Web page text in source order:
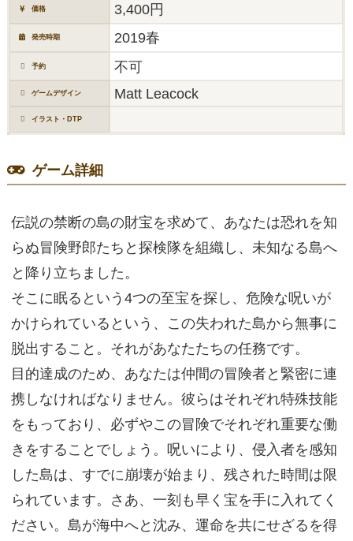
価格 3,400円
発売時期 2019春
予約 不可
ゲームデザイン Matt Leacock
イラスト・DTP
ゲーム詳細
伝説の禁断の島の財宝を求めて、あなたは恐れを知
らぬ冒険野郎たちと探検隊を組織し、未知なる島へ
と降り立ちました。
そこに眠るという4つの至宝を探し、危険な呪いが
かけられているという、この失われた島から無事に
脱出すること。それがあなたたちの任務です。
目的達成のため、あなたは仲間の冒険者と緊密に連
携しなければなりません。彼らはそれぞれ特殊技能
をもっており、必ずやこの冒険でそれぞれ重要な働
きをすることでしょう。呪いにより、侵入者を感知
した島は、すでに崩壊が始まり、残された時間は限
られています。さあ、一刻も早く宝を手に入れてく
ださい。島が海中へと沈み、運命を共にせざるを得